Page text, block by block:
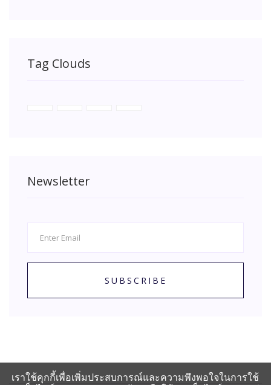
Tag Clouds
Newsletter
SUBSCRIBE
เราใช้คุกกี้เพื่อเพิ่มประสบการณ์และความพึงพอใจในการใช้